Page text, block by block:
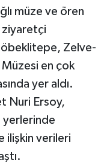
müze ve ören
ziyaretçi
Zelve-
en çok
yer aldı.
Nuri Ersoy,
yerlerinde
ilişkin verileri